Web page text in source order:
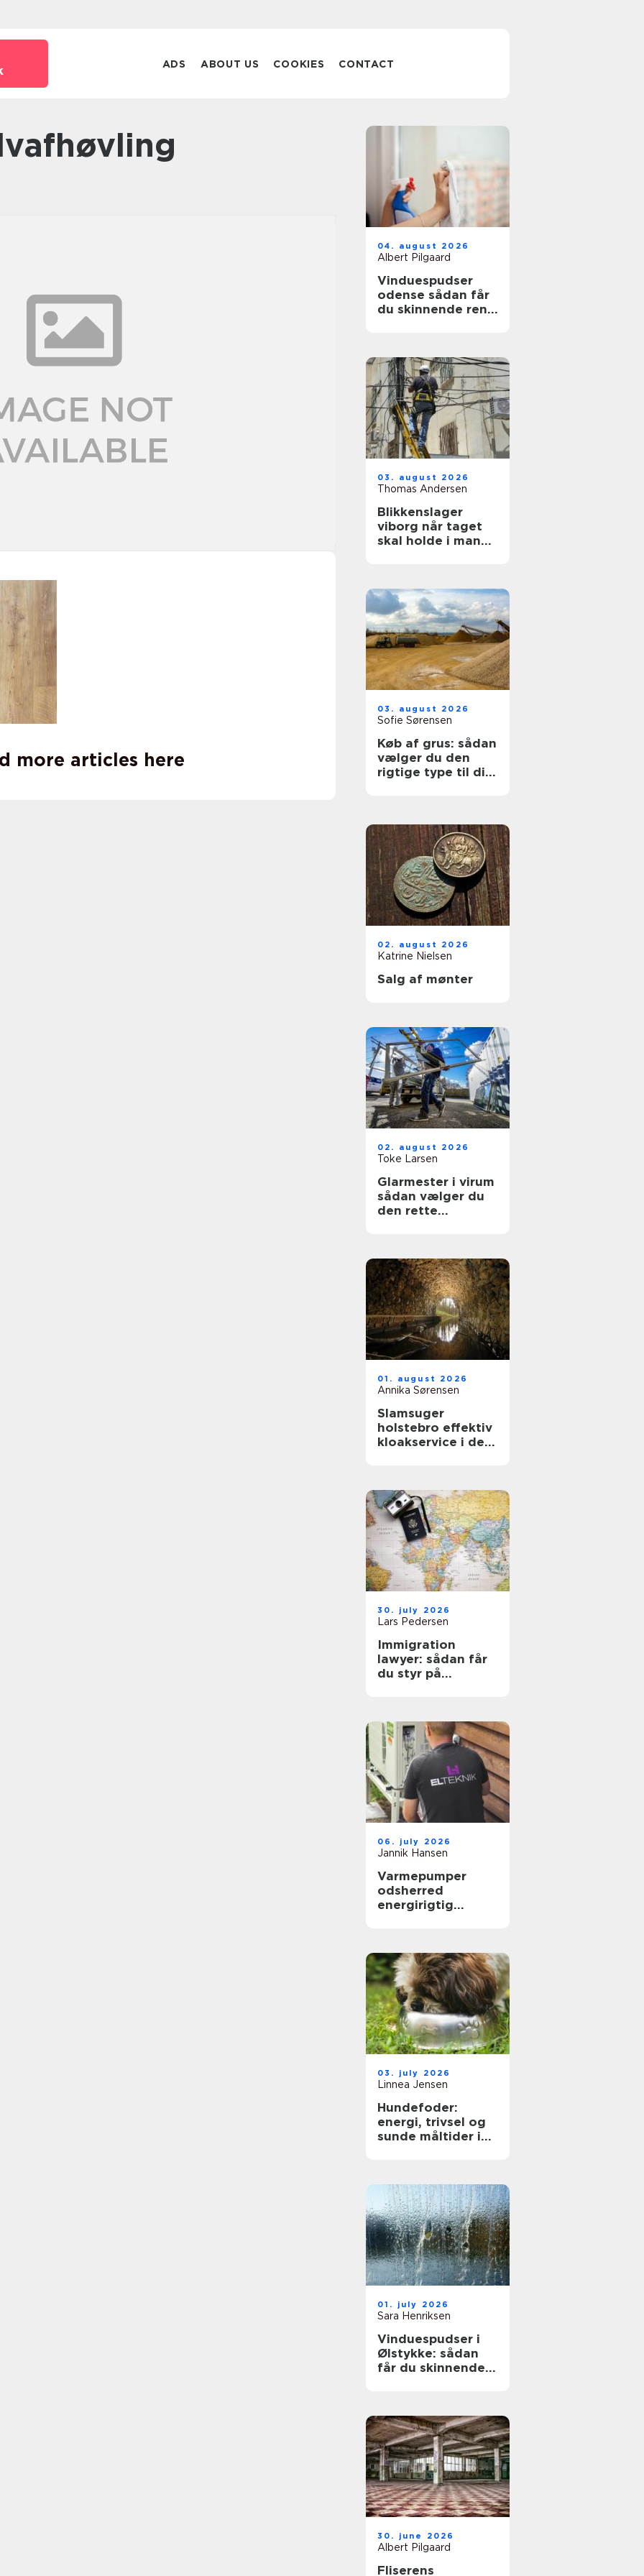
ADS ABOUT US COOKIES CONTACT
more articles here
04. august 2026
Albert Pilgaard
Vinduespudser
odense sådan får
du skinnende rene
03. august 2026
Thomas Andersen
Blikkenslager
viborg når taget
skal holde i mange
03. august 2026
Sofie Sørensen
Køb af grus: sådan
vælger du den
rigtige type til dit
02. august 2026
Katrine Nielsen
Salg af mønter
02. august 2026
Toke Larsen
Glarmester i virum
sådan vælger du
den rette
01. august 2026
Annika Sørensen
Slamsuger
holstebro effektiv
kloakservice i det
30. july 2026
Lars Pedersen
Immigration
lawyer: sådan får
du styr på
06. july 2026
Jannik Hansen
Varmepumper
odsherred
energirigtig
03. july 2026
Linnea Jensen
Hundefoder:
energi, trivsel og
sunde måltider i
01. july 2026
Sara Henriksen
Vinduespudser i
Ølstykke: sådan
får du skinnende
30. june 2026
Albert Pilgaard
Fliserens